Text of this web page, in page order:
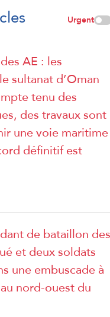
Urgent
AE : les
sultanat d’Oman
tenu des
des travaux sont
une voie maritime
définitif est
de bataillon des
et deux soldats
une embuscade à
nord-ouest du